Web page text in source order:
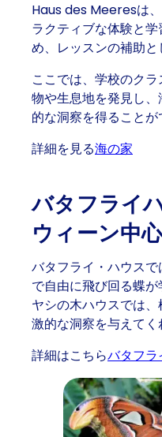
Haus des Meeresは
ラクティブな体験と
め、レッスンの補助と
ここでは、学校のク
物や生息地を発見し
的な洞察を得ることが
詳細を見る海の家
バタフライ
ウィーン中
バタフライ・ハウス
で自由に飛び回る蝶
ヤシの木ハウスでは
激的な洞察を与えてく
詳細はこちらバタフラ